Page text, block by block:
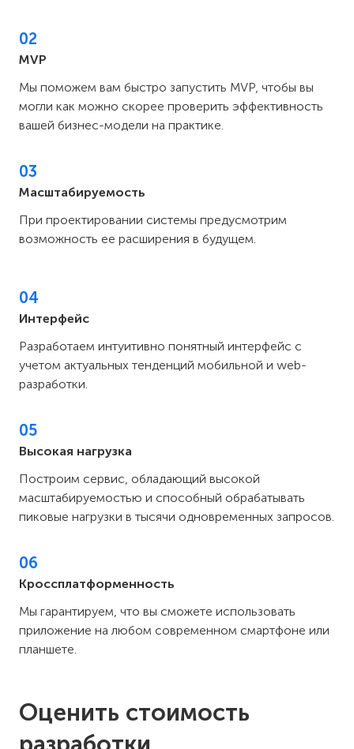
02
MVP
Мы поможем вам быстро запустить MVP, чтобы вы
могли как можно скорее проверить эффективность
вашей бизнес-модели на практике.
03
Масштабируемость
При проектировании системы предусмотрим
возможность ее расширения в будущем.
04
Интерфейс
Разработаем интуитивно понятный интерфейс с
учетом актуальных тенденций мобильной и web-
разработки.
05
Высокая нагрузка
Построим сервис, обладающий высокой
масштабируемостью и способный обрабатывать
пиковые нагрузки в тысячи одновременных запросов.
06
Кроссплатформенность
Мы гарантируем, что вы сможете использовать
приложение на любом современном смартфоне или
планшете.
Оценить стоимость